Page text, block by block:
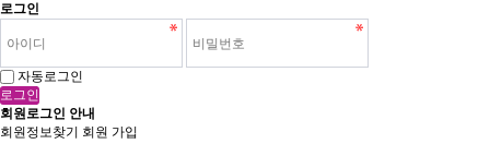
로그인
자동로그인
로그인
회원로그인 안내
회원정보찾기
회원 가입